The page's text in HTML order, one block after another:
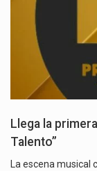
Llega la
Talento”
La escena musical